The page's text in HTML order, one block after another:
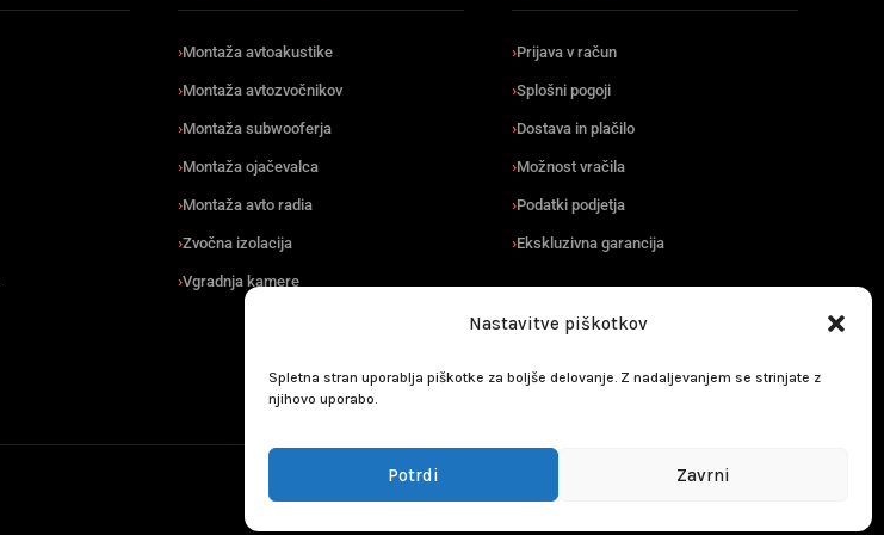
Nastavitve piškotkov
Spletna stran uporablja piškotke za boljše delovanje. Z nadaljevanjem se strinjate z
njihovo uporabo.
Potrdi Zavrni
Montaža avtoakustike
Montaža avtozvočnikov
Montaža subwooferja
Montaža ojačevalca
Montaža avto radia
Zvočna izolacija
Vgradnja kamere
Prijava v račun
Splošni pogoji
Dostava in plačilo
Možnost vračila
Podatki podjetja
Ekskluzivna garancija